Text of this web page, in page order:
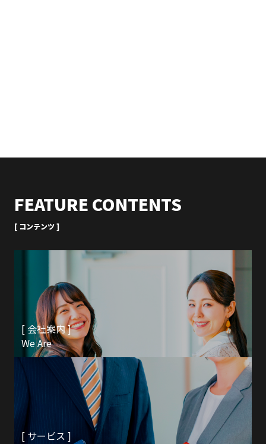
FEATURE CONTENTS
[ コンテンツ ]
[ 会社案内 ]
We Are
[ サービス ]